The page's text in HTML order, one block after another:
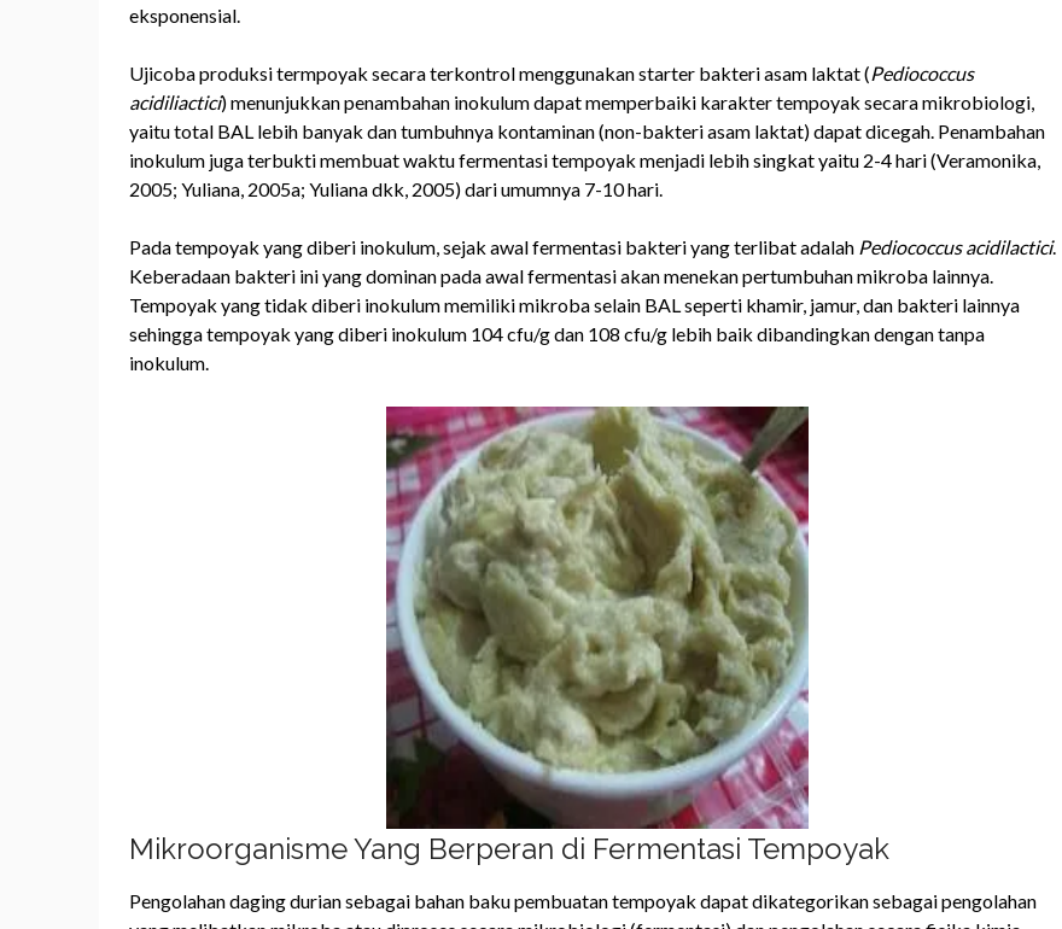
eksponensial.
Ujicoba produksi termpoyak secara terkontrol menggunakan starter bakteri asam laktat (Pediococcus
acidiliactici) menunjukkan penambahan inokulum dapat memperbaiki karakter tempoyak secara mikrobiologi,
yaitu total BAL lebih banyak dan tumbuhnya kontaminan (non-bakteri asam laktat) dapat dicegah. Penambahan
inokulum juga terbukti membuat waktu fermentasi tempoyak menjadi lebih singkat yaitu 2-4 hari (Veramonika,
2005; Yuliana, 2005a; Yuliana dkk, 2005) dari umumnya 7-10 hari.
Pada tempoyak yang diberi inokulum, sejak awal fermentasi bakteri yang terlibat adalah Pediococcus acidilactici.
Keberadaan bakteri ini yang dominan pada awal fermentasi akan menekan pertumbuhan mikroba lainnya.
Tempoyak yang tidak diberi inokulum memiliki mikroba selain BAL seperti khamir, jamur, dan bakteri lainnya
sehingga tempoyak yang diberi inokulum 104 cfu/g dan 108 cfu/g lebih baik dibandingkan dengan tanpa
inokulum.
Mikroorganisme Yang Berperan di Fermentasi Tempoyak
Pengolahan daging durian sebagai bahan baku pembuatan tempoyak dapat dikategorikan sebagai pengolahan